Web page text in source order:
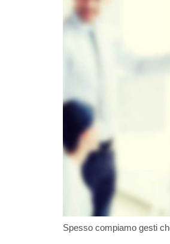
Spesso compiamo gesti